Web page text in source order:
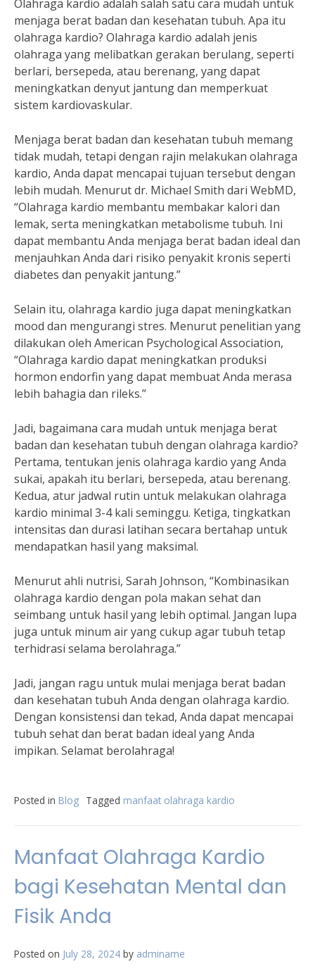
Olahraga kardio adalah salah satu cara mudah untuk
menjaga berat badan dan kesehatan tubuh. Apa itu
olahraga kardio? Olahraga kardio adalah jenis
olahraga yang melibatkan gerakan berulang, seperti
berlari, bersepeda, atau berenang, yang dapat
meningkatkan denyut jantung dan memperkuat
sistem kardiovaskular.
Menjaga berat badan dan kesehatan tubuh memang
tidak mudah, tetapi dengan rajin melakukan olahraga
kardio, Anda dapat mencapai tujuan tersebut dengan
lebih mudah. Menurut dr. Michael Smith dari WebMD,
“Olahraga kardio membantu membakar kalori dan
lemak, serta meningkatkan metabolisme tubuh. Ini
dapat membantu Anda menjaga berat badan ideal dan
menjauhkan Anda dari risiko penyakit kronis seperti
diabetes dan penyakit jantung.”
Selain itu, olahraga kardio juga dapat meningkatkan
mood dan mengurangi stres. Menurut penelitian yang
dilakukan oleh American Psychological Association,
“Olahraga kardio dapat meningkatkan produksi
hormon endorfin yang dapat membuat Anda merasa
lebih bahagia dan rileks.”
Jadi, bagaimana cara mudah untuk menjaga berat
badan dan kesehatan tubuh dengan olahraga kardio?
Pertama, tentukan jenis olahraga kardio yang Anda
sukai, apakah itu berlari, bersepeda, atau berenang.
Kedua, atur jadwal rutin untuk melakukan olahraga
kardio minimal 3-4 kali seminggu. Ketiga, tingkatkan
intensitas dan durasi latihan secara bertahap untuk
mendapatkan hasil yang maksimal.
Menurut ahli nutrisi, Sarah Johnson, “Kombinasikan
olahraga kardio dengan pola makan sehat dan
seimbang untuk hasil yang lebih optimal. Jangan lupa
juga untuk minum air yang cukup agar tubuh tetap
terhidrasi selama berolahraga.”
Jadi, jangan ragu untuk mulai menjaga berat badan
dan kesehatan tubuh Anda dengan olahraga kardio.
Dengan konsistensi dan tekad, Anda dapat mencapai
tubuh sehat dan berat badan ideal yang Anda
impikan. Selamat berolahraga!
Posted in Blog Tagged manfaat olahraga kardio
Manfaat Olahraga Kardio
bagi Kesehatan Mental dan
Fisik Anda
Posted on July 28, 2024 by adminame